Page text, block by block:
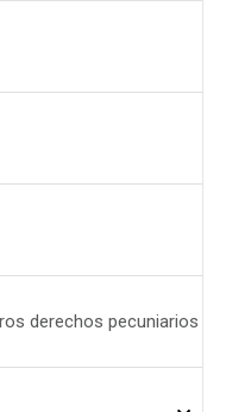
derechos pecuniarios